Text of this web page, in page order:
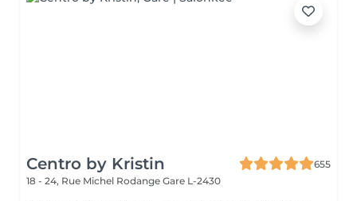
Centro by Kristin
655
18 - 24, Rue Michel Rodange Gare L-2430